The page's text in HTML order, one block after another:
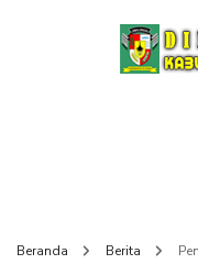
Beranda Berita